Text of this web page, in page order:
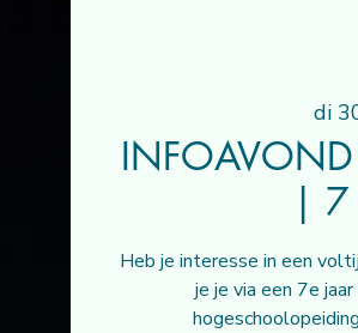
di
| 7
Heb je interesse in een
je je via een 7e